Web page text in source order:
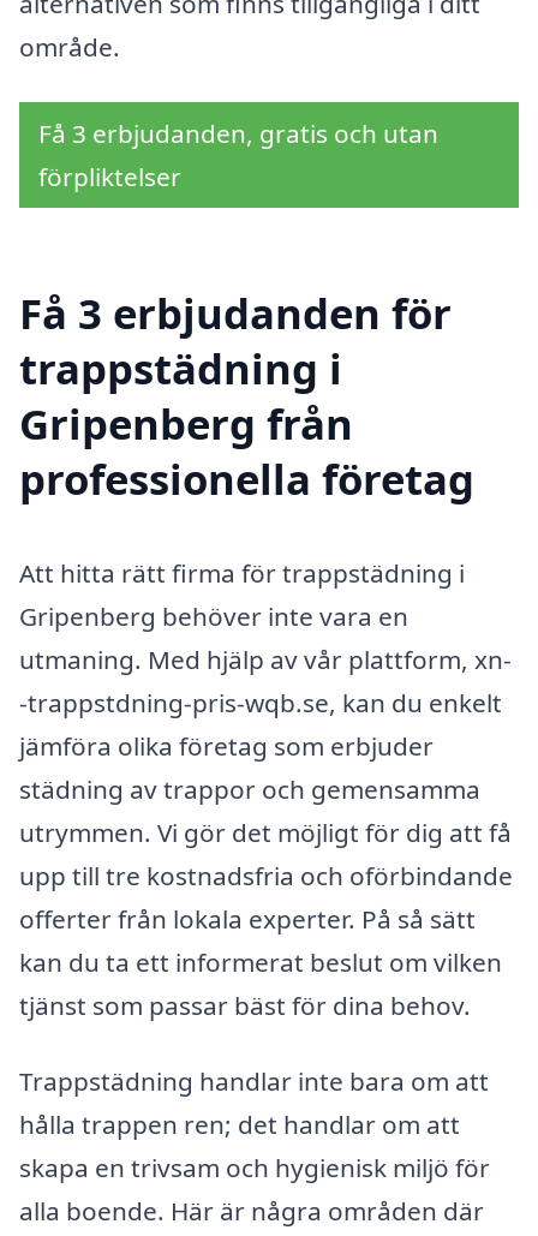
område.
Få 3 erbjudanden, gratis och utan
förpliktelser
Få 3 erbjudanden för
trappstädning i
Gripenberg från
professionella företag
Att hitta rätt firma för trappstädning i
Gripenberg behöver inte vara en
utmaning. Med hjälp av vår plattform, xn-
-trappstdning-pris-wqb.se, kan du enkelt
jämföra olika företag som erbjuder
städning av trappor och gemensamma
utrymmen. Vi gör det möjligt för dig att få
upp till tre kostnadsfria och oförbindande
offerter från lokala experter. På så sätt
kan du ta ett informerat beslut om vilken
tjänst som passar bäst för dina behov.
Trappstädning handlar inte bara om att
hålla trappen ren; det handlar om att
skapa en trivsam och hygienisk miljö för
alla boende. Här är några områden där